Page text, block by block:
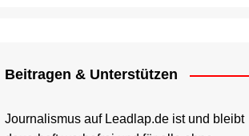
Amazon
Beitragen & Unterstützen
Journalismus auf Leadlap.de ist und bleibt